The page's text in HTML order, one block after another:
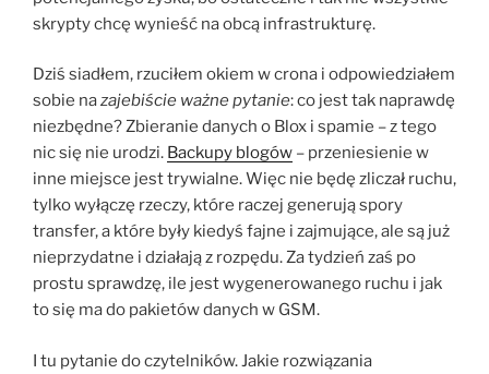
skrypty chcę wynieść na obcą infrastrukturę.
Dziś siadłem, rzuciłem okiem w crona i odpowiedziałem
sobie nazajebiście ważne pytanie: co jest tak naprawdę
niezbędne? Zbieranie danych o Blox i spamie – z tego
nic się nie urodzi. Backupy blogów – przeniesienie w
inne miejsce jest trywialne. Więc nie będę zliczał ruchu,
tylko wyłączę rzeczy, które raczej generują spory
transfer, a które były kiedyś fajne i zajmujące, ale są już
nieprzydatne i działają z rozpędu. Za tydzień zaś po
prostu sprawdzę, ile jest wygenerowanego ruchu i jak
to się ma do pakietów danych w GSM.
I tu pytanie do czytelników. Jakie rozwiązania